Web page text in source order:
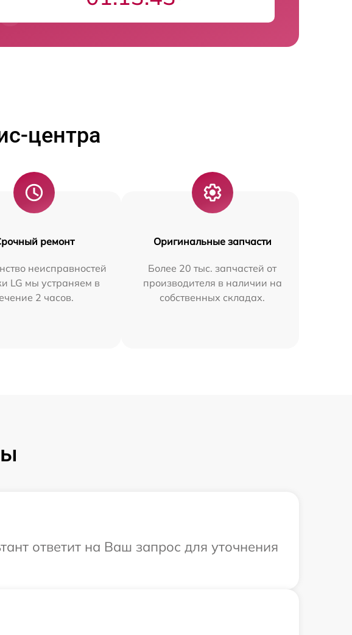
центра
ремонт
неисправностей
LG мы устраняем в
2 часов.
Оригинальные запчасти
Более 20 тыс. запчастей от
производителя в наличии на
собственных складах.
ответит на Ваш запрос для уточнения